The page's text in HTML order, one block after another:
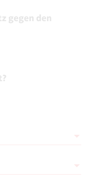
gegen den